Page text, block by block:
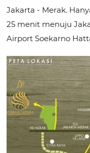
Jakarta - Merak.
25 menit menuju
Airport Soekarno